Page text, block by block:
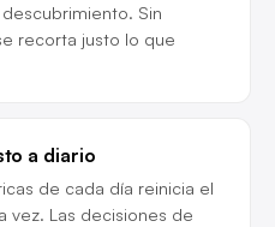
Sin
recorta justo lo que
a diario
de cada día reinicia el
vez. Las decisiones de